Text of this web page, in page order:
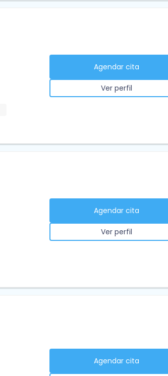
Agendar cita
Ver perfil
Agendar cita
Ver perfil
Agendar cita